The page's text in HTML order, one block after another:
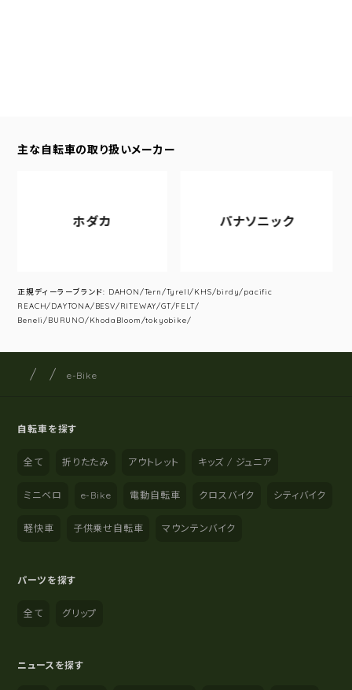
主な自転車の取り扱いメーカー
ホダカ パナソニック
正規ディーラーブランド: DAHON/Tern/Tyrell/KHS/birdy/pacific
REACH/DAYTONA/BESV/RITEWAY/GT/FELT/
Beneli/BURUNO/KhodaBloom/tokyobike/
サイト内の現在地
サイクルショップナカゴヤ
e-Bike
自転車を探す
全て 折りたたみ アウトレット キッズ / ジュニア
ミニベロ e-Bike 電動自転車 クロスバイク シティバイク
軽快車 子供乗せ自転車 マウンテンバイク
パーツを探す
全て グリップ
ニュースを探す